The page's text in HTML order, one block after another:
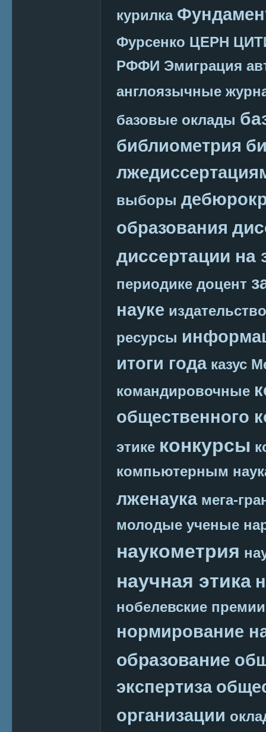
курилка
Фурсенко ЦЕРН
РФФИ Эмиграция
англоязычные
базовые оклады
библиометрия
выборы
образования
диссертации на
периодике доцент
науке издательство
ресурсы
итоги года казус
командировочные
общественного
этике конкурсы
компьютерным
лженаука мега-
молодые ученые
наукометрия
научная этика
нобелевские премии
нормирование
образование
экспертиза
организации